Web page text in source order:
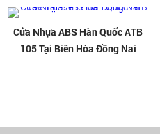
Cửa Nhựa ABS Hàn Quốc ATB
105 Tại Biên Hòa Đồng Nai